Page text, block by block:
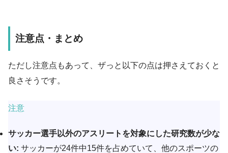
注意点・まとめ
ただし注意点もあって、ザっと以下の点は押さえておくと
良さそうです。
注意
サッカー選手以外のアスリートを対象にした研究数が少な
い: サッカーが24件中15件を占めていて、他のスポーツの